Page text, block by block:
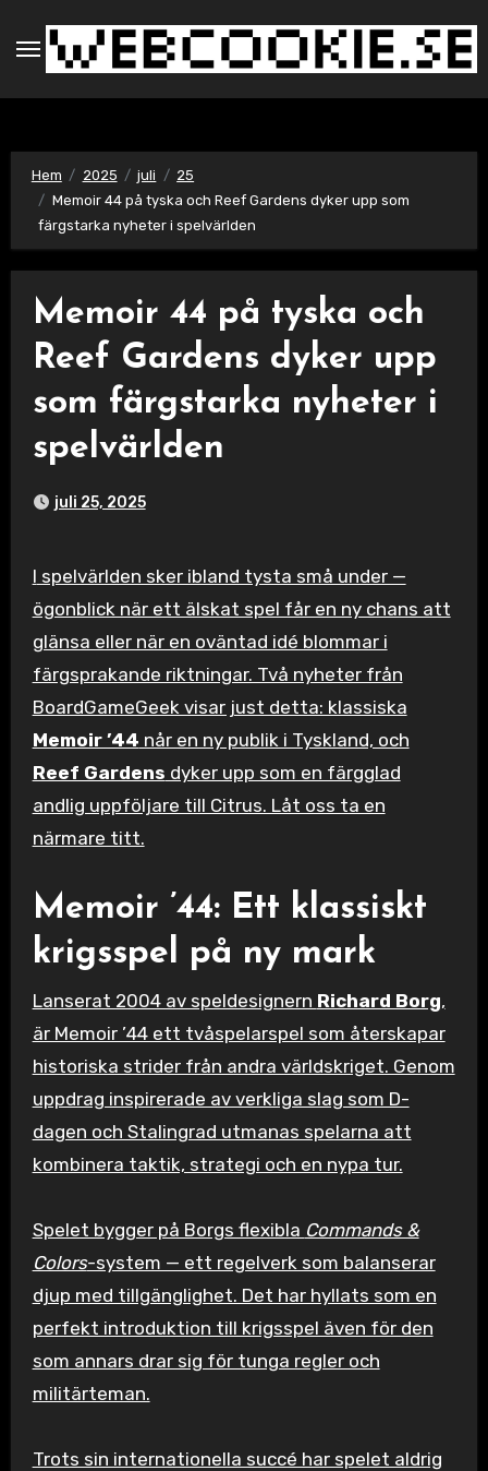
till
innehåll
Hem 2025 juli
25
Memoir 44 på tyska och Reef Gardens dyker upp som
färgstarka nyheter i spelvärlden
Memoir 44 på tyska och
Reef Gardens dyker upp
som färgstarka nyheter i
spelvärlden
juli 25, 2025
I spelvärlden sker ibland tysta små under —
ögonblick när ett älskat spel får en ny chans att
glänsa eller när en oväntad idé blommar i
färgsprakande riktningar. Två nyheter från
BoardGameGeek visar just detta: klassiska
Memoir ’44 når en ny publik i Tyskland, och
Reef Gardens dyker upp som en färgglad
andlig uppföljare till Citrus. Låt oss ta en
närmare titt.
Memoir ’44: Ett klassiskt
krigsspel på ny mark
Lanserat 2004 av speldesignern Richard Borg,
är Memoir ’44 ett tvåspelarspel som återskapar
historiska strider från andra världskriget. Genom
uppdrag inspirerade av verkliga slag som D-
dagen och Stalingrad utmanas spelarna att
kombinera taktik, strategi och en nypa tur.
Spelet bygger på Borgs flexibla Commands &
Colors-system — ett regelverk som balanserar
djup med tillgänglighet. Det har hyllats som en
perfekt introduktion till krigsspel även för den
som annars drar sig för tunga regler och
militärteman.
Trots sin internationella succé har spelet aldrig